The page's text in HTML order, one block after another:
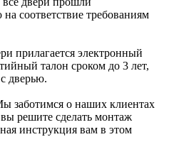
соответствие требованиям
прилагается электронный
талон сроком до 3 лет,
дверью.
заботимся о наших клиентах
решите сделать монтаж
инструкция вам в этом